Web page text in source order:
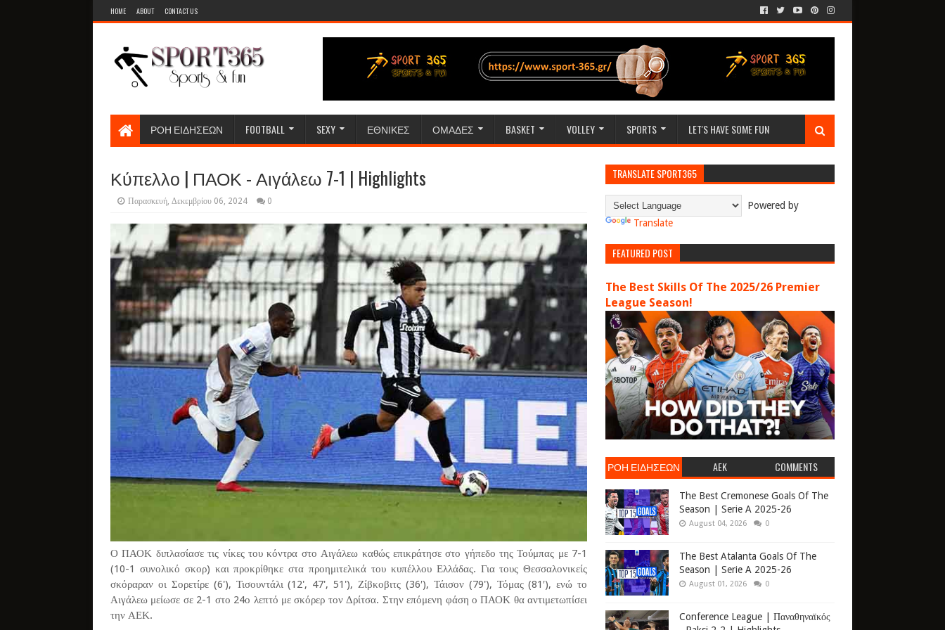
HOME ABOUT CONTACT US
ΡΟΗ ΕΙΔΗΣΕΩΝ FOOTBALL SEXY ΕΘΝΙΚΕΣ ΟΜΑΔΕΣ BASKET VOLLEY SPORTS LET'S HAVE SOME FUN
Κύπελλο | ΠΑΟΚ - Αιγάλεω 7-1 | Highlights
Παρασκευή, Δεκεμβρίου 06, 2024 0
Ο ΠΑΟΚ διπλασίασε τις νίκες του κόντρα στο Αιγάλεω καθώς επικράτησε στο γήπεδο της Τούμπας με 7-1
(10-1 συνολικό σκορ) και προκρίθηκε στα προημιτελικά του κυπέλλου Ελλάδας. Για τους Θεσσαλονικείς
σκόραραν οι Σορετίρε (6'), Τισουντάλι (12', 47', 51'), Ζίβκοβιτς (36′), Τάισον (79'), Τόμας (81′), ενώ το
Αιγάλεω μείωσε σε 2-1 στο 24ο λεπτό με σκόρερ τον Δρίτσα. Στην επόμενη φάση ο ΠΑΟΚ θα αντιμετωπίσει
την ΑΕΚ.
TRANSLATE SPORT365
Powered by
Translate
FEATURED POST
The Best Skills Of The 2025/26 Premier
League Season!
ΡΟΗ ΕΙΔΗΣΕΩΝ AEK COMMENTS
The Best Cremonese Goals Of The
Season | Serie A 2025-26
August 04, 2026 0
The Best Atalanta Goals Of The
Season | Serie A 2025-26
August 01, 2026 0
Conference League | Παναθηναϊκός